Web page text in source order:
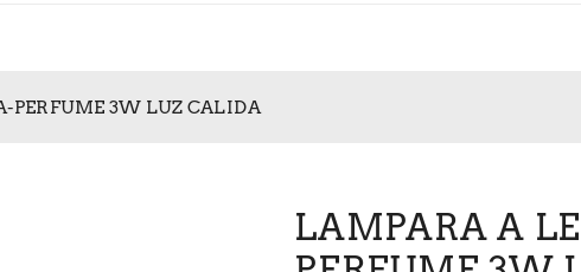
PERFUME 3W LUZ CALIDA
LAMPARA A